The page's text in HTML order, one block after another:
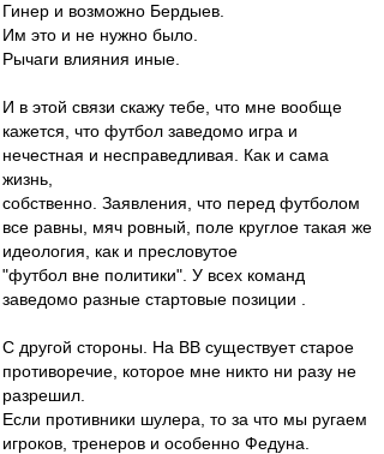
Гинер и возможно Бердыев.
Им это и не нужно было.
Рычаги влияния иные.
И в этой связи скажу тебе, что мне вообще
кажется, что футбол заведомо игра и
нечестная и несправедливая. Как и сама
жизнь,
собственно. Заявления, что перед футболом
все равны, мяч ровный, поле круглое такая же
идеология, как и пресловутое
"футбол вне политики". У всех команд
заведомо разные стартовые позиции .
С другой стороны. На ВВ существует старое
противоречие, которое мне никто ни разу не
разрешил.
Если противники шулера, то за что мы ругаем
игроков, тренеров и особенно Федуна.